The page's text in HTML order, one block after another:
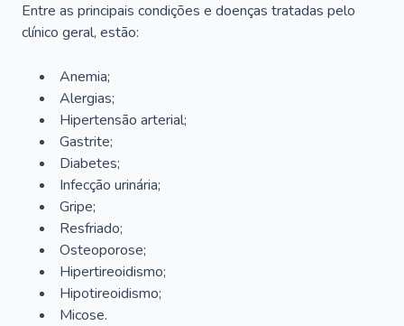
Entre as principais condições e doenças tratadas pelo
clínico geral, estão:
Anemia;
Alergias;
Hipertensão arterial;
Gastrite;
Diabetes;
Infecção urinária;
Gripe;
Resfriado;
Osteoporose;
Hipertireoidismo;
Hipotireoidismo;
Micose.